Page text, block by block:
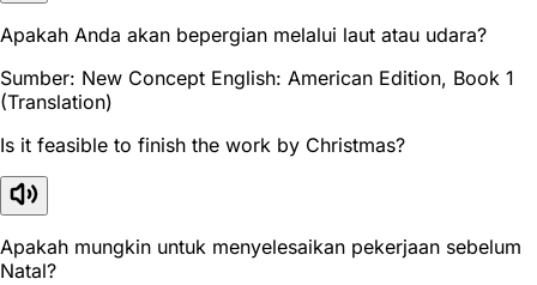
Apakah Anda akan bepergian melalui laut atau udara?
Sumber: New Concept English: American Edition, Book 1
(Translation)
Is it feasible to finish the work by Christmas?
Apakah mungkin untuk menyelesaikan pekerjaan sebelum
Natal?